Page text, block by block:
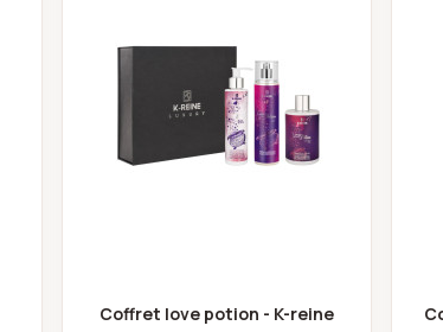
Coffret love potion - K-reine